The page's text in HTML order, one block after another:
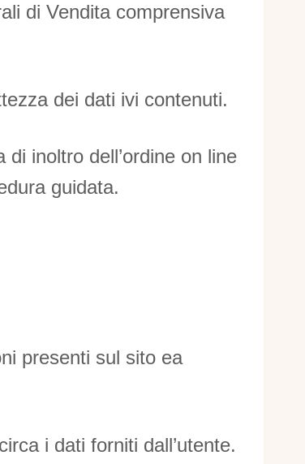
di Vendita comprensiva
dei dati ivi contenuti.
inoltro dell’ordine on line
guidata.
presenti sul sito ea
i dati forniti dall’utente.